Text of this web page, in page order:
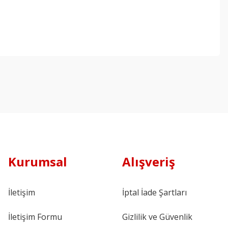
Kurumsal
İletişim
İletişim Formu
Alışveriş
İptal İade Şartları
Gizlilik ve Güvenlik